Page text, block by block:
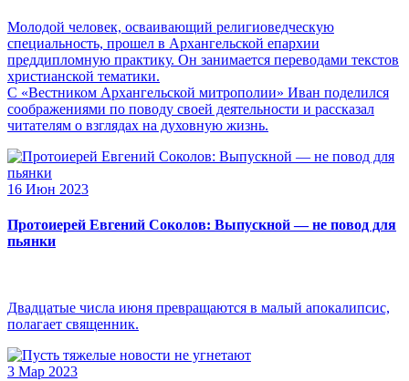
Молодой человек, осваивающий религиоведческую
специальность, прошел в Архангельской епархии
преддипломную практику. Он занимается переводами текстов
христианской тематики.
С «Вестником Архангельской митрополии» Иван поделился
соображениями по поводу своей деятельности и рассказал
читателям о взглядах на духовную жизнь.
16 Июн 2023
Протоиерей Евгений Соколов: Выпускной — не повод для
пьянки
Двадцатые числа июня превращаются в малый апокалипсис,
полагает священник.
3 Мар 2023